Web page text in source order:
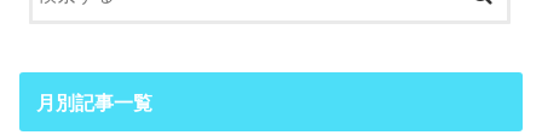
月別記事一覧